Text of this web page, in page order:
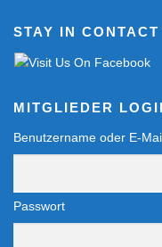
STAY IN CONTACT
MITGLIEDER
Benutzername oder E-
Passwort